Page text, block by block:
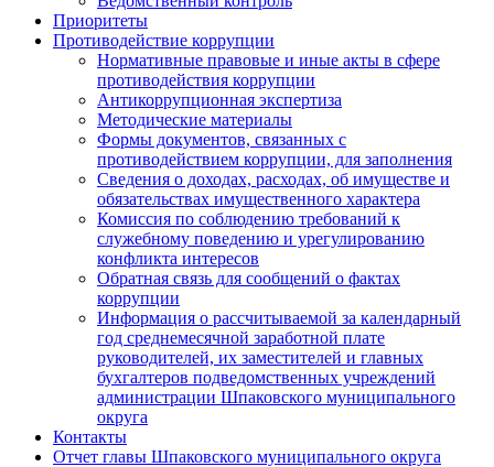
Приоритеты
Противодействие коррупции
Нормативные правовые и иные акты в сфере
противодействия коррупции
Антикоррупционная экспертиза
Методические материалы
Формы документов, связанных с
противодействием коррупции, для заполнения
Сведения о доходах, расходах, об имуществе и
обязательствах имущественного характера
Комиссия по соблюдению требований к
служебному поведению и урегулированию
конфликта интересов
Обратная связь для сообщений о фактах
коррупции
Информация о рассчитываемой за календарный
год среднемесячной заработной плате
руководителей, их заместителей и главных
бухгалтеров подведомственных учреждений
администрации Шпаковского муниципального
округа
Контакты
Отчет главы Шпаковского муниципального округа